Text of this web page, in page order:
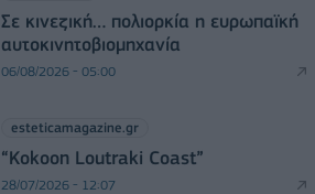
Σε κινεζική… πολιορκία η ευρωπαϊκή
αυτοκινητοβιομηχανία
06/08/2026 - 05:00
esteticamagazine.gr
“Kokoon Loutraki Coast”
28/07/2026 - 12:07